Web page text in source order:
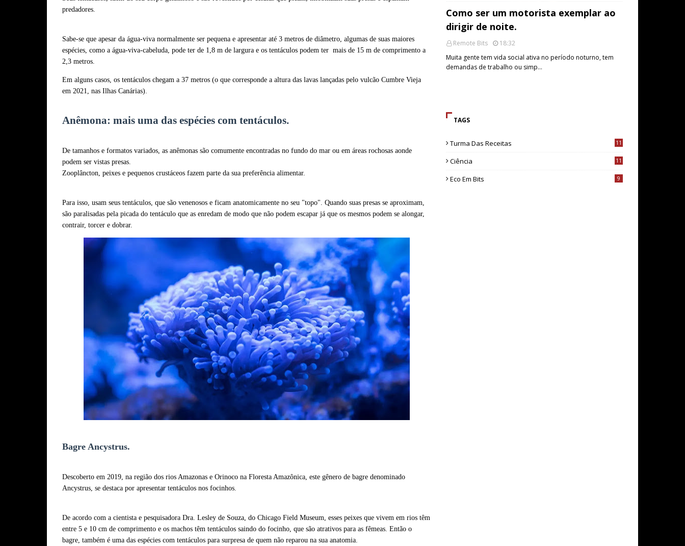
predadores.
Sabe-se que apesar da água-viva normalmente ser pequena e apresentar até 3 metros de diâmetro, algumas de suas maiores
espécies, como a água-viva-cabeluda, pode ter de 1,8 m de largura e os tentáculos podem ter mais de 15 m de comprimento a
2,3 metros.
Em alguns casos, os tentáculos chegam a 37 metros (o que corresponde a altura das lavas lançadas pelo vulcão Cumbre Vieja
em 2021, nas Ilhas Canárias).
Anêmona: mais uma das espécies com tentáculos.
De tamanhos e formatos variados, as anêmonas são comumente encontradas no fundo do mar ou em áreas rochosas aonde
podem ser vistas presas.
Zooplâncton, peixes e pequenos crustáceos fazem parte da sua preferência alimentar.
Para isso, usam seus tentáculos, que são venenosos e ficam anatomicamente no seu "topo". Quando suas presas se aproximam,
são paralisadas pela picada do tentáculo que as enredam de modo que não podem escapar já que os mesmos podem se alongar,
contrair, torcer e dobrar.
Bagre Ancystrus.
Descoberto em 2019, na região dos rios Amazonas e Orinoco na Floresta Amazônica, este gênero de bagre denominado
Ancystrus, se destaca por apresentar tentáculos nos focinhos.
De acordo com a cientista e pesquisadora Dra. Lesley de Souza, do Chicago Field Museum, esses peixes que vivem em rios têm
entre 5 e 10 cm de comprimento e os machos têm tentáculos saindo do focinho, que são atrativos para as fêmeas. Então o
bagre, também é uma das espécies com tentáculos para surpresa de quem não reparou na sua anatomia.
Como ser um motorista exemplar ao
dirigir de noite.
Remote Bits
18:32
Muita gente tem vida social ativa no período noturno, tem
demandas de trabalho ou simp…
TAGS
Turma Das Receitas 11
Ciência 11
Eco Em Bits 9